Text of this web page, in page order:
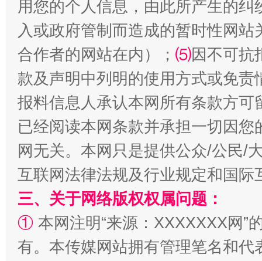
受贿1.44亿！段成刚被判无期 从幼
全民健身五年计划来了！等你上场
用您的个人信息，由此所产生的纠
入或政府管制而造成的暂时性网
合作者的网站在内）； ⑸因不可抗
款及声明中列明的使用方式或免责
报料信息人承认本网所有条款方
已经阅读本网条款并承担一切因
网无关。本网只是提供公众/公民/
互联网法律法规及行业规定和国
三、关于网络版权权属问题：
① 本网注明“来源：XXXXXXX网”
有。本传媒网站拥有管理笔名和